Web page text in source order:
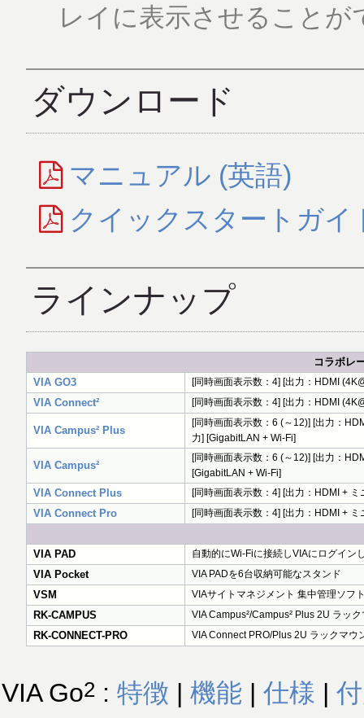
レイに表示させることが
ダウンロード
マニュアル (英語)
クイックスタートガイ
ラインナップ
コラボレ
VIA GO3
[同時画面表示数：4] [出力：HDMI
VIA Connect² [同時画面表示数：4] [出力：HDMI
VIA Campus² Plus
[同時画面表示数：6 (～12)] [出力：
力] [GigabitLAN + Wi-Fi]
VIA Campus²
[同時画面表示数：6 (～12)] [出力：
[GigabitLAN + Wi-Fi]
VIA Connect Plus [同時画面表示数：4] [出力：HDMI +
VIA Connect Pro [同時画面表示数：4] [出力：HDMI +
VIA PAD 自動的にWi-Fiに接続しVIAにログイン
VIA Pocket VIA PADを6台収納可能なスタンド
VSM VIAサイトマネジメント 集中管理ソフ
RK-CAMPUS VIA Campus²/Campus² Plus 2U ラッ
RK-CONNECT-PRO VIA Connect PRO/Plus 2U ラックマウ
VIA Go2: 特徴 | 機能 | 仕様 |